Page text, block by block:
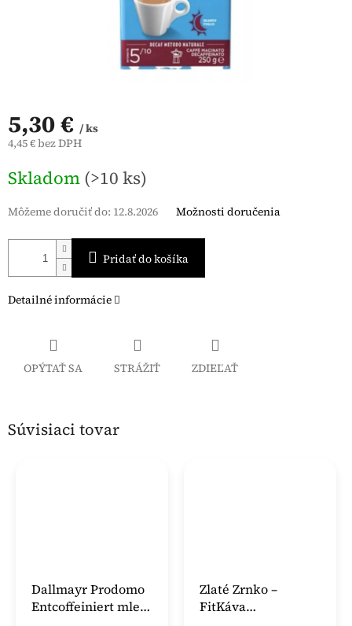
5,30 € / ks
4,45 € bez DPH
cena:
Skladom (>10 ks)
Môžeme doručiť do: 12.8.2026 Možnosti doručenia
Pridať do košíka
Detailné informácie
OPÝTAŤ SA STRÁŽIŤ ZDIEĽAŤ
Súvisiaci tovar
Dallmayr Prodomo
Entcoffeiniert mletá
Zlaté Zrnko –
FitKáva